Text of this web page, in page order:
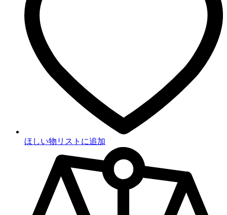
ほしい物リストに追加